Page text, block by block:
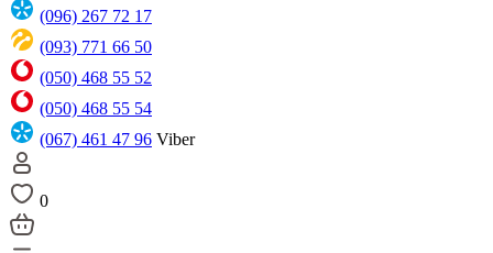
(096) 267 72 17
(093) 771 66 50
(050) 468 55 52
(050) 468 55 54
(067) 461 47 96 Viber
0